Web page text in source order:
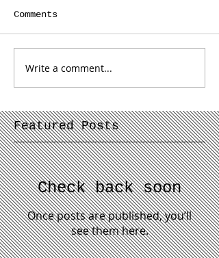
Comments
Write a comment...
Featured Posts
Check back soon
Once posts are published, you’ll
see them here.